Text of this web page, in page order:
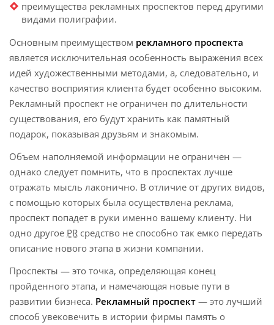
преимущества рекламных проспектов перед другими
видами полиграфии.
Основным преимуществом рекламного проспекта
является исключительная особенность выражения всех
идей художественными методами, а, следовательно, и
качество восприятия клиента будет особенно высоким.
Рекламный проспект не ограничен по длительности
существования, его будут хранить как памятный
подарок, показывая друзьям и знакомым.
Объем наполняемой информации не ограничен —
однако следует помнить, что в проспектах лучше
отражать мысль лаконично. В отличие от других видов,
с помощью которых была осуществлена реклама,
проспект попадет в руки именно вашему клиенту. Ни
одно другое PR средство не способно так емко передать
описание нового этапа в жизни компании.
Проспекты — это точка, определяющая конец
пройденного этапа, и намечающая новые пути в
развитии бизнеса. Рекламный проспект — это лучший
способ увековечить в истории фирмы память о